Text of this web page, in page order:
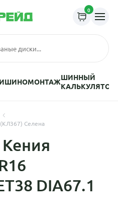
0
ШИНОМОНТАЖШИННЫЙ
КАЛЬКУЛЯТОР
Селена
DIA67.1